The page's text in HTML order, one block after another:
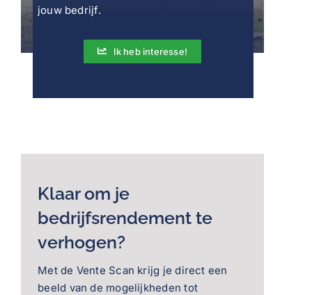
jouw bedrijf.
Ik heb interesse!
Klaar om je
bedrijfsrendement te
verhogen?
Met de Vente Scan krijg je direct een
beeld van de mogelijkheden tot